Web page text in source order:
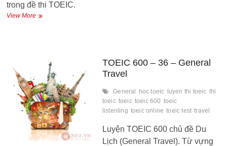
trong đề thi TOEIC.
View MoreTOEIC
Airlines
TOEIC 600 – 36 – General
Travel
General hoc toeic luyen thi toeic thi
toeic toeic toeic 600 toeic
listenling toeic online toeic test travel
Luyện TOEIC 600 chủ đề Du
Lịch (General Travel). Từ vựng